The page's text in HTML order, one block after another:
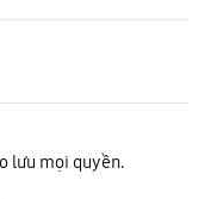
lưu mọi quyền.